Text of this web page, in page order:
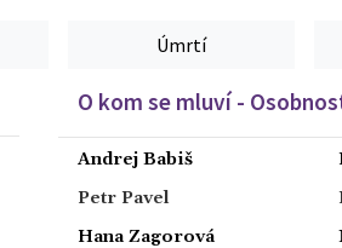
Úmrtí
O kom se mluví -
Andrej Babiš
Petr Pavel
Hana Zagorová